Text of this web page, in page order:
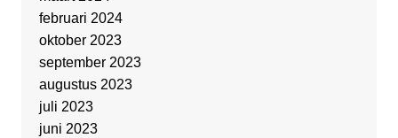
februari 2024
oktober 2023
september 2023
augustus 2023
juli 2023
juni 2023